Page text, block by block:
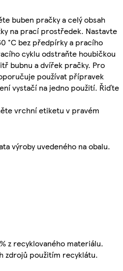
buben pračky a celý obsah
na prací prostředek. Nastavte
°C bez předpírky a pracího
cyklu odstraňte houbičkou
bubnu a dvířek pračky. Pro
používat přípravek
vystačí na jedno použití. Řiďte
vrchní etiketu v pravém
výroby uvedeného na obalu.
z recyklovaného materiálu.
zdrojů použitím recyklátu.